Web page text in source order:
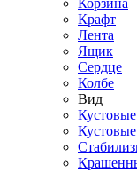
Корзина
Крафт
Лента
Ящик
Сердце
Колбе
Вид
Кустовые